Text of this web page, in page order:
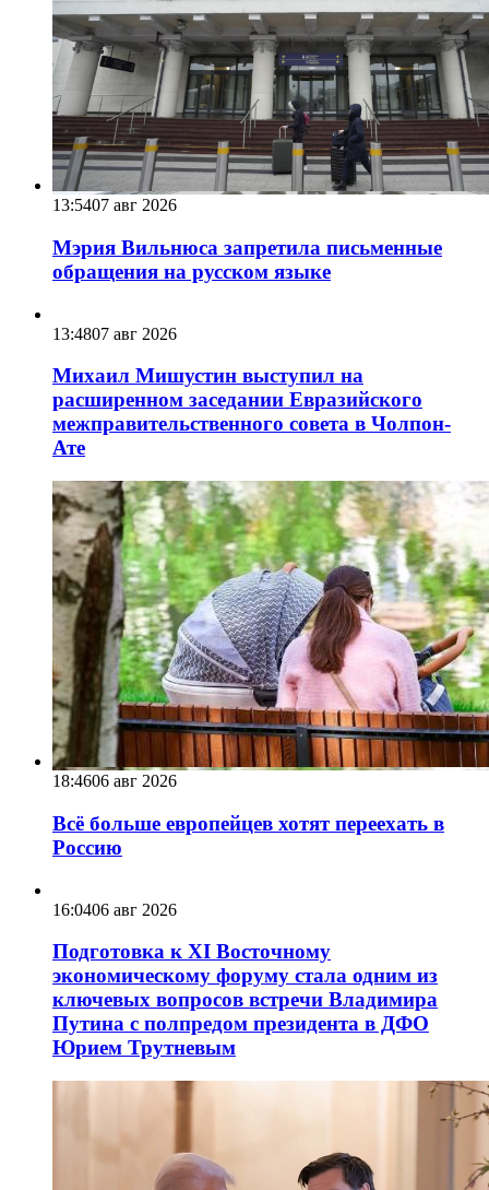
13:5407 авг 2026
Мэрия Вильнюса запретила письменные
обращения на русском языке
13:4807 авг 2026
Михаил Мишустин выступил на
расширенном заседании Евразийского
межправительственного совета в Чолпон-
Ате
18:4606 авг 2026
Всё больше европейцев хотят переехать в
Россию
16:0406 авг 2026
Подготовка к XI Восточному
экономическому форуму стала одним из
ключевых вопросов встречи Владимира
Путина с полпредом президента в ДФО
Юрием Трутневым